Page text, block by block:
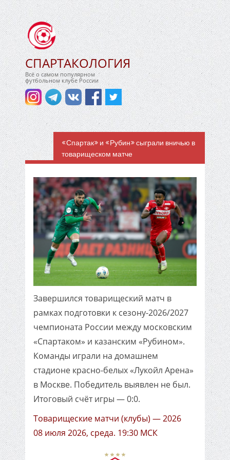
СПАРТАКОЛОГИЯ
Всё о самом популярном
футбольном клубе России
«Спартак» и «Рубин» сыграли вничью в
товарищеском матче
Завершился товарищеский матч в
рамках подготовки к сезону-2026/2027
чемпионата России между московским
«Спартаком» и казанским «Рубином».
Команды играли на домашнем
стадионе красно-белых «Лукойл Арена»
в Москве. Победитель выявлен не был.
Итоговый счёт игры — 0:0.
Товарищеские матчи (клубы) — 2026
08 июля 2026, среда. 19:30 МСК